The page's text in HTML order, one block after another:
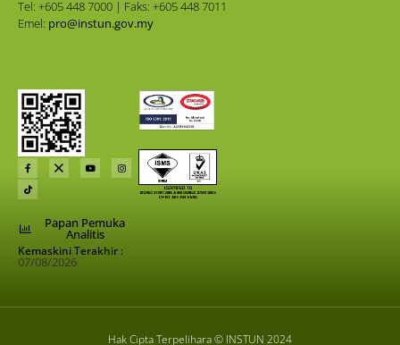
Tel: +605 448 7000 | Faks: +605 448 7011
Emel: pro@instun.gov.my
Papan Pemuka
Analitis
Kemaskini Terakhir :
07/08/2026
Hak Cipta Terpelihara © INSTUN 2024